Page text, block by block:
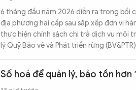
6 tháng đầu năm 2026 diễn ra trong bối
địa phương hai cấp sau sắp xếp đơn vị
thực hiện chính sách chi trả dịch vụ môi
lý Quỹ Bảo vệ và Phát triển rừng
Số hoá để quản lý, bảo tồn hơn